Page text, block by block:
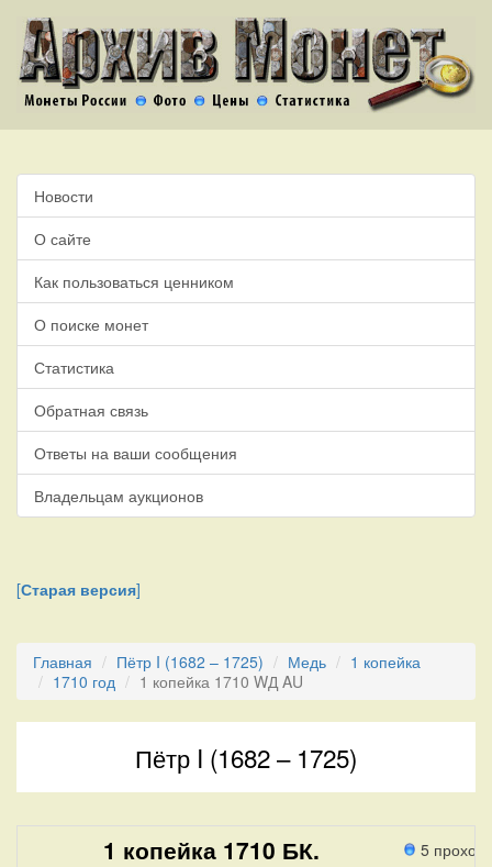
Новости
О сайте
Как пользоваться ценником
О поиске монет
Статистика
Обратная связь
Ответы на ваши сообщения
Владельцам аукционов
[Старая версия]
Главная Пётр I (1682 – 1725) Медь
1 копейка
1710 год
1 копейка 1710 WД AU
Пётр I (1682 – 1725)
5
1 копейка 1710 БК.